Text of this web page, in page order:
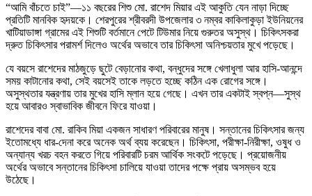
“আমি বাঁচতে চাই”—১১ বছরের শিশু মো. রাশেদ মিয়ার এই আকুতি যেন নাড়া দিচ্ছে
প্রতিটি মানবিক হৃদয়কে। শেরপুরের শ্রীবরদী উপজেলার ৩ নম্বর কাকিলাকুড়া ইউনিয়নের
খাটিয়াডাঙ্গা গ্রামের এই শিশুটি বর্তমানে পেটে টিউমার নিয়ে গুরুতর অসুস্থ। চিকিৎসকরা
দ্রুত চিকিৎসার পরামর্শ দিলেও অর্থের অভাবে তার চিকিৎসা অনিশ্চয়তার মুখে পড়েছে।
যে বয়সে রাশেদের মাঠজুড়ে ছুটে বেড়ানোর কথা, বন্ধুদের সঙ্গে খেলাধুলা আর হাসি-আনন্দে
সময় কাটানোর কথা, সেই বয়সেই তাকে লড়তে হচ্ছে কঠিন এক রোগের সঙ্গে।
অসুস্থতার যন্ত্রণায় তার মুখের হাসি ম্লান হয়ে গেছে। এখন তার একটাই স্বপ্ন—সুস্থ
হয়ে আবারও স্বাভাবিক জীবনে ফিরে যাওয়া।
রাশেদের বাবা মো. রাকিব মিয়া একজন সাধারণ পরিবারের মানুষ। সন্তানের চিকিৎসার জন্য
ইতোমধ্যে ধার-দেনা করে অনেক অর্থ ব্যয় করেছেন। চিকিৎসা, পরীক্ষা-নিরীক্ষা, ওষুধ ও
অন্যান্য খরচ বহন করতে গিয়ে পরিবারটি চরম আর্থিক সংকটে পড়েছে। প্রয়োজনীয়
অর্থের অভাবে সন্তানের চিকিৎসা চালিয়ে যাওয়া তাদের পক্ষে প্রায় অসম্ভব হয়ে
উঠেছে।